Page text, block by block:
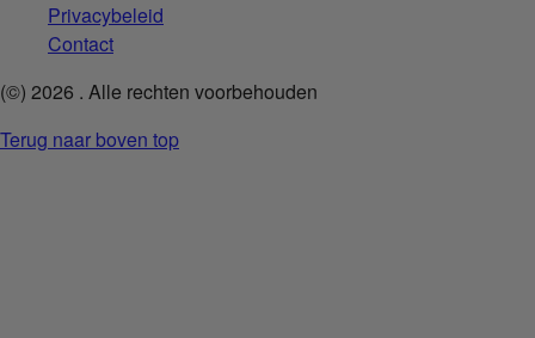
Privacybeleid
Contact
(©) 2026 . Alle rechten voorbehouden
Terug naar boven top